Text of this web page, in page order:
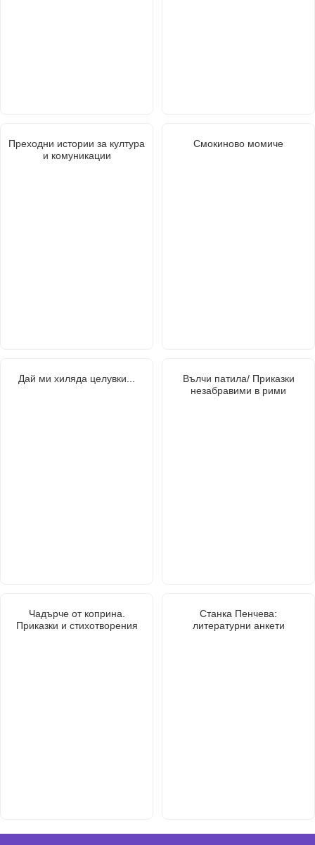
Преходни истории за култура
и комуникации
Смокиново момиче
Дай ми хиляда целувки...
Вълчи патила/ Приказки
незабравими в рими
Чадърче от коприна.
Приказки и стихотворения
Станка Пенчева:
литературни анкети